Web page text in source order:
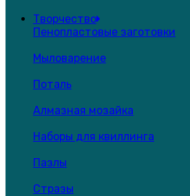
Творчество
Пенопластовые заготовки
Мыловарение
Поталь
Алмазная мозайка
Наборы для квиллинга
Пазлы
Стразы